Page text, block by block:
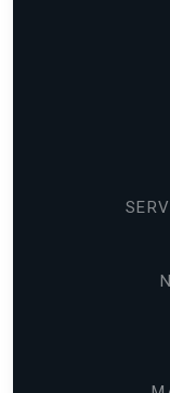
Continuer sans